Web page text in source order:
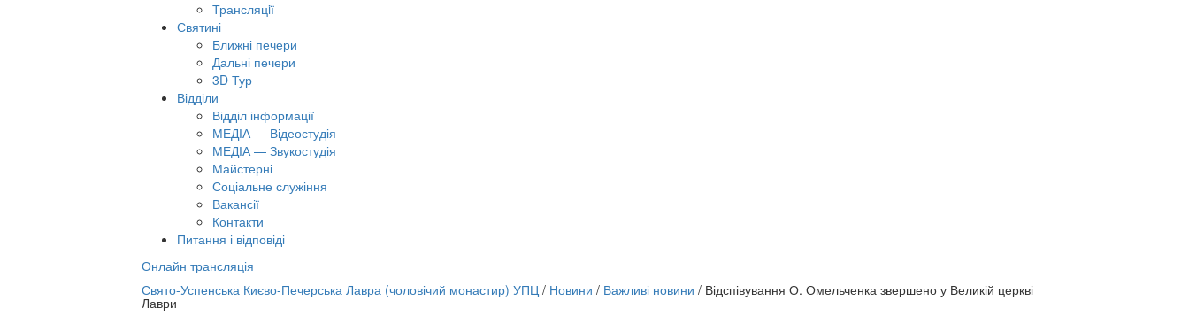
Трансляцiї
Святині
Ближні печери
Дальні печери
3D Тур
Відділи
Відділ інформації
МЕДІА — Відеостудія
МЕДІА — Звукостудія
Майстерні
Соціальне служіння
Вакансії
Контакти
Питання і відповіді
Онлайн трансляція
12 вересняСвято-Успенська Києво-Печерська Лавра (чоловічий монастир) УПЦ/ Новини / Важливі новини / Відспівування О. Омельченка звершено у Великій церкві
Лаври